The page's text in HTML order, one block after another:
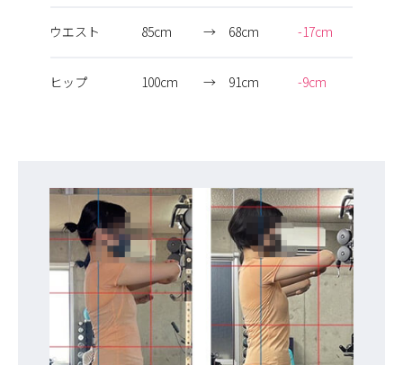
ウエスト 85cm → 68cm -17cm
ヒップ 100cm → 91cm -9cm